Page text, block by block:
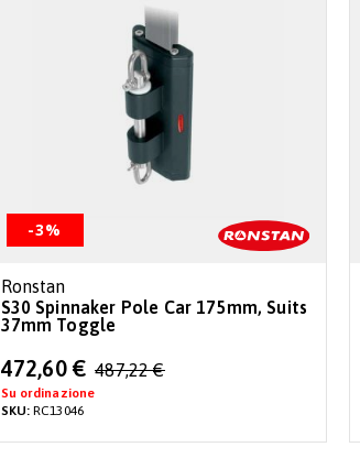
-3%
Ronstan
S30 Spinnaker Pole Car 175mm, Suits
37mm Toggle
Special
Price
472,60 € 487,22 €
Su ordinazione
SKU:RC13046